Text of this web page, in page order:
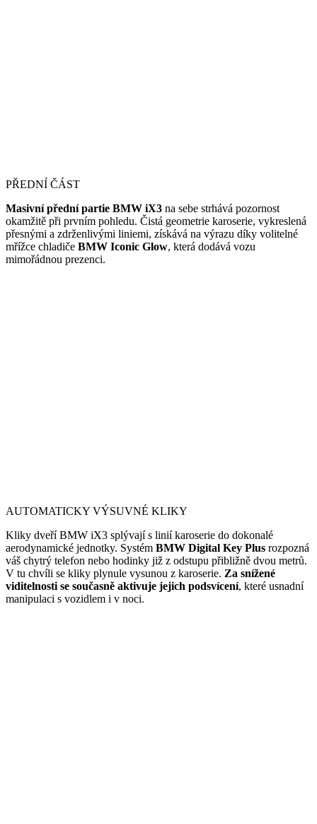
PŘEDNÍ ČÁST
Masivní přední partie BMW iX3 na sebe strhává pozornost
okamžitě při prvním pohledu. Čistá geometrie karoserie, vykreslená
přesnými a zdrženlivými liniemi, získává na výrazu díky volitelné
mřížce chladiče BMW Iconic Glow, která dodává vozu
mimořádnou prezenci.
AUTOMATICKY VÝSUVNÉ KLIKY
Kliky dveří BMW iX3 splývají s linií karoserie do dokonalé
aerodynamické jednotky. Systém BMW Digital Key Plus rozpozná
váš chytrý telefon nebo hodinky již z odstupu přibližně dvou metrů.
V tu chvíli se kliky plynule vysunou z karoserie. Za snížené
viditelnosti se současně aktivuje jejich podsvícení, které usnadní
manipulaci s vozidlem i v noci.